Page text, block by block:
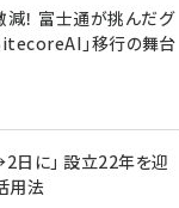
！ 富士通が挑んだグ
」移行の舞台
日に」 設立22年を迎
用法